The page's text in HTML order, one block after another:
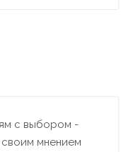
с выбором -
своим мнением